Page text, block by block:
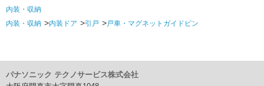
内装・収納
内装・収納
内装ドア 引戸 戸車・マグネットガイドピン
パナソニック テクノサービス株式会社